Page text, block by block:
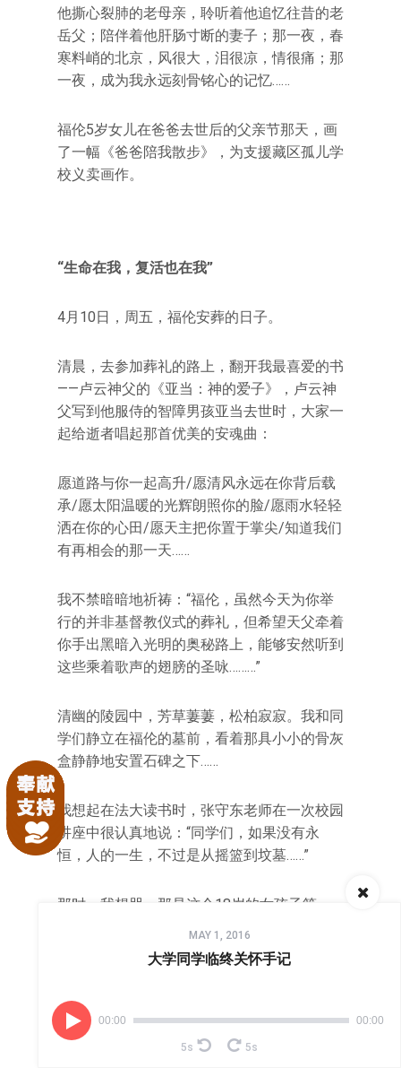
他撕心裂肺的老母亲，聆听着他追忆往昔的老
岳父；陪伴着他肝肠寸断的妻子；那一夜，春
寒料峭的北京，风很大，泪很凉，情很痛；那
一夜，成为我永远刻骨铭心的记忆……
福伦5岁女儿在爸爸去世后的父亲节那天，画
了一幅《爸爸陪我散步》，为支援藏区孤儿学
校义卖画作。
“生命在我，复活也在我”
4月10日，周五，福伦安葬的日子。
清晨，去参加葬礼的路上，翻开我最喜爱的书
——卢云神父的《亚当：神的爱子》，卢云神
父写到他服侍的智障男孩亚当去世时，大家一
起给逝者唱起那首优美的安魂曲：
愿道路与你一起高升/愿清风永远在你背后载
承/愿太阳温暖的光辉朗照你的脸/愿雨水轻轻
洒在你的心田/愿天主把你置于掌尖/知道我们
有再相会的那一天……
我不禁暗暗地祈祷：“福伦，虽然今天为你举
行的并非基督教仪式的葬礼，但希望天父牵着
你手出黑暗入光明的奥秘路上，能够安然听到
这些乘着歌声的翅膀的圣咏………”
清幽的陵园中，芳草萋萋，松柏寂寂。我和同
学们静立在福伦的墓前，看着那具小小的骨灰
盒静静地安置石碑之下……
我想起在法大读书时，张守东老师在一次校园
讲座中很认真地说：“同学们，如果没有永
恒，人的一生，不过是从摇篮到坟墓……”
那时，我想哭。那是这个18岁的女孩子第一
次听到福音。关于生、死、永恒。
那时，耶稣哭了。他怜悯他的朋友拉撒路，就
像怜悯福伦一样。那段探望福伦的日子，我不
MAY 1, 2016
大学同学临终关怀手记
00:00 00:00
5s 5s